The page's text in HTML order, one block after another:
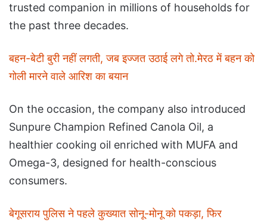
trusted companion in millions of households for
the past three decades.
बहन-बेटी बुरी नहीं लगती, जब इज्जत उठाई लगे तो.मेरठ में बहन को
गोली मारने वाले आरिश का बयान
On the occasion, the company also introduced
Sunpure Champion Refined Canola Oil, a
healthier cooking oil enriched with MUFA and
Omega-3, designed for health-conscious
consumers.
बेगूसराय पुलिस ने पहले कुख्यात सोनू-मोनू को पकड़ा, फिर